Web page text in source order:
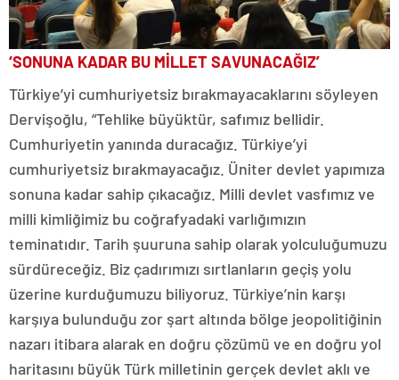
‘SONUNA KADAR BU MİLLET SAVUNACAĞIZ’
Türkiye’yi cumhuriyetsiz bırakmayacaklarını söyleyen
Dervişoğlu, “Tehlike büyüktür, safımız bellidir.
Cumhuriyetin yanında duracağız. Türkiye’yi
cumhuriyetsiz bırakmayacağız. Üniter devlet yapımıza
sonuna kadar sahip çıkacağız. Milli devlet vasfımız ve
milli kimliğimiz bu coğrafyadaki varlığımızın
teminatıdır. Tarih şuuruna sahip olarak yolculuğumuzu
sürdüreceğiz. Biz çadırımızı sırtlanların geçiş yolu
üzerine kurduğumuzu biliyoruz. Türkiye’nin karşı
karşıya bulunduğu zor şart altında bölge jeopolitiğinin
nazarı itibara alarak en doğru çözümü ve en doğru yol
haritasını büyük Türk milletinin gerçek devlet aklı ve